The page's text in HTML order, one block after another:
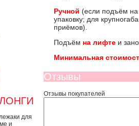
для
и
Ручной (если подъём
упаковку; для
приёмов).
Подъём на лифте и
Минимальная
Отзывы
Отзывы покупателей